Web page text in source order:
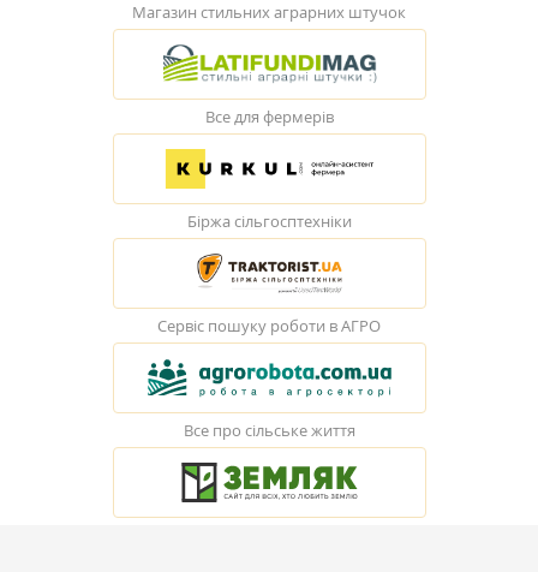
Магазин стильних аграрних штучок
Все для фермерів
Біржа сільгосптехніки
Сервіс пошуку роботи в АГРО
Все про сільське життя